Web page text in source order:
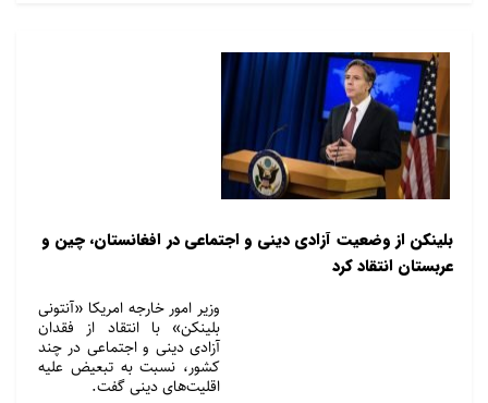
بلینکن از وضعیت آزادی دینی و اجتماعی در افغانستان، چین و
عربستان انتقاد کرد
وزیر امور خارجه امریکا «آنتونی
بلینکن» با انتقاد از فقدان
آزادی دینی و اجتماعی در چند
کشور، نسبت به تبعیض علیه
اقلیت‌های دینی گفت.